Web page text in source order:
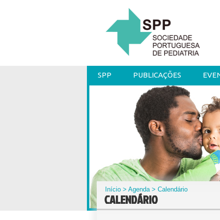
SPP PUBLICAÇÕES
Início >Agenda> Calendário
CALENDÁRIO